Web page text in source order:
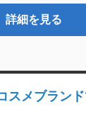
詳細を見る
スメブランド